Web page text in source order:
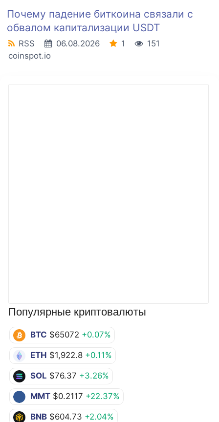
Популярные криптовалюты
BTC $65072 +0.07%
ETH $1,922.8 +0.11%
SOL $76.37 +3.26%
MMT $0.2117 +22.37%
BNB $604.73 +2.04%
Почему падение биткоина связали с
обвалом капитализации USDT
RSS 06.08.2026 1
151
coinspot.io